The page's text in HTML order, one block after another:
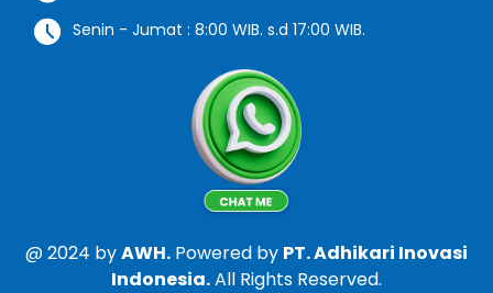
Senin - Jumat : 8:00 WIB. s.d 17:00 WIB.
@ 2024 byAWH. Powered by PT. Adhikari Inovasi
Indonesia.All Rights Reserved.